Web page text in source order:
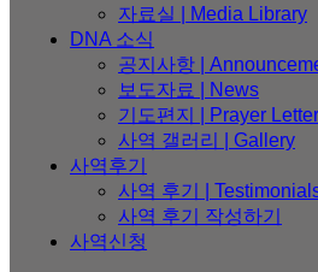
자료실 | Media Library
DNA 소식
공지사항 |
보도자료 | News
기도편지 | Prayer Letter
사역 갤러리 | Gallery
사역후기
사역 후기 |
사역 후기 작성하기
사역신청